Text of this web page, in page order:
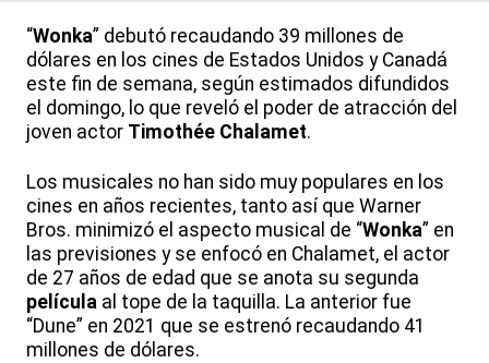
“Wonka” debutó recaudando 39 millones de
dólares en los cines de Estados Unidos y Canadá
este fin de semana, según estimados difundidos
el domingo, lo que reveló el poder de atracción del
joven actor Timothée Chalamet.
Los musicales no han sido muy populares en los
cines en años recientes, tanto así que Warner
Bros. minimizó el aspecto musical de “Wonka” en
las previsiones y se enfocó en Chalamet, el actor
de 27 años de edad que se anota su segunda
película al tope de la taquilla. La anterior fue
“Dune” en 2021 que se estrenó recaudando 41
millones de dólares.